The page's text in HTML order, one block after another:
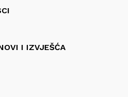
I IZVJEŠĆA